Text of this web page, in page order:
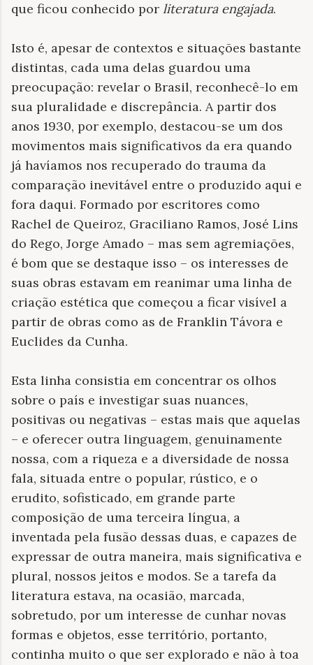
que ficou conhecido por literatura engajada.
Isto é, apesar de contextos e situações bastante
distintas, cada uma delas guardou uma
preocupação: revelar o Brasil, reconhecê-lo em
sua pluralidade e discrepância. A partir dos
anos 1930, por exemplo, destacou-se um dos
movimentos mais significativos da era quando
já havíamos nos recuperado do trauma da
comparação inevitável entre o produzido aqui e
fora daqui. Formado por escritores como
Rachel de Queiroz, Graciliano Ramos, José Lins
do Rego, Jorge Amado – mas sem agremiações,
é bom que se destaque isso – os interesses de
suas obras estavam em reanimar uma linha de
criação estética que começou a ficar visível a
partir de obras como as de Franklin Távora e
Euclides da Cunha.
Esta linha consistia em concentrar os olhos
sobre o país e investigar suas nuances,
positivas ou negativas – estas mais que aquelas
– e oferecer outra linguagem, genuinamente
nossa, com a riqueza e a diversidade de nossa
fala, situada entre o popular, rústico, e o
erudito, sofisticado, em grande parte
composição de uma terceira língua, a
inventada pela fusão dessas duas, e capazes de
expressar de outra maneira, mais significativa e
plural, nossos jeitos e modos. Se a tarefa da
literatura estava, na ocasião, marcada,
sobretudo, por um interesse de cunhar novas
formas e objetos, esse território, portanto,
continha muito o que ser explorado e não à toa